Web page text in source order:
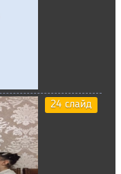
24 слайд